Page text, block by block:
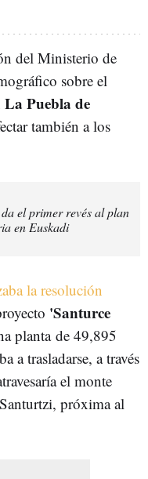
del Ministerio de
sobre el
La Puebla de
también a los
el primer revés al plan
en Euskadi
la resolución
'Santurce
plantade 49,895
a trasladarse, a través
el monte
próxima al